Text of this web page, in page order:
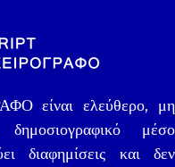
είναι ελεύθερο, μη
δημοσιογραφικό μέσο
διαφημίσεις και δεν